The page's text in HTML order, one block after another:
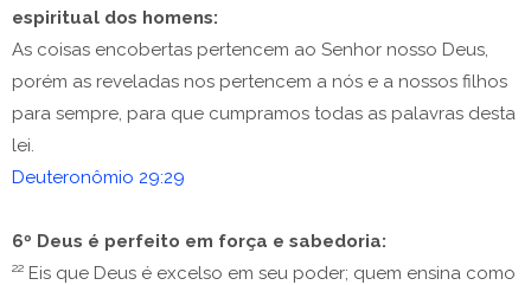
espiritual dos homens:
As coisas encobertas pertencem ao Senhor nosso Deus,
porém as reveladas nos pertencem a nós e a nossos filhos
para sempre, para que cumpramos todas as palavras desta
lei.
Deuteronômio 29:29
6º Deus é perfeito em força e sabedoria:
²² Eis que Deus é excelso em seu poder; quem ensina como